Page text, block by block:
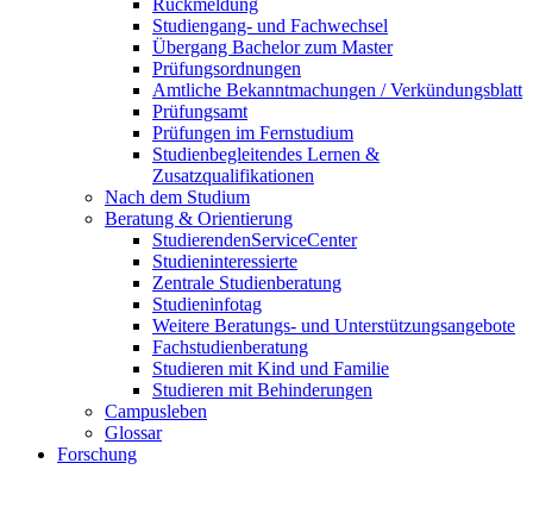
Rückmeldung
Studiengang- und Fachwechsel
Übergang Bachelor zum Master
Prüfungsordnungen
Amtliche Bekanntmachungen / Verkündungsblatt
Prüfungsamt
Prüfungen im Fernstudium
Studienbegleitendes Lernen &
Zusatzqualifikationen
Nach dem Studium
Beratung & Orientierung
StudierendenServiceCenter
Studieninteressierte
Zentrale Studienberatung
Studieninfotag
Weitere Beratungs- und Unterstützungsangebote
Fachstudienberatung
Studieren mit Kind und Familie
Studieren mit Behinderungen
Campusleben
Glossar
Forschung